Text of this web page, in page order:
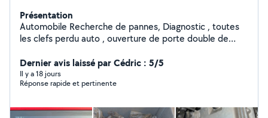
Présentation
Automobile Recherche de pannes, Diagnostic , toutes
les clefs perdu auto , ouverture de porte double de
calculateurs divers. etc. Zéro 777941445
Dernier avis laissé par Cédric : 5/5
Il y a 18 jours
Réponse rapide et pertinente